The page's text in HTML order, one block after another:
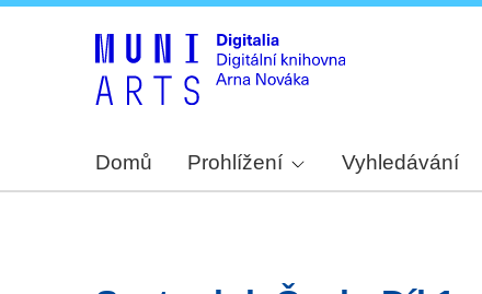
Domů Prohlížení Vyhledávání